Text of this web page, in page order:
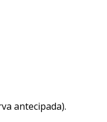
antecipada).